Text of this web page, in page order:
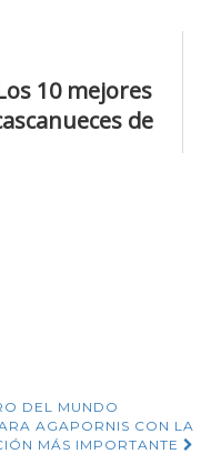
10 mejores
de
DEL MUNDO
AGAPORNIS CON LA
MÁS IMPORTANTE